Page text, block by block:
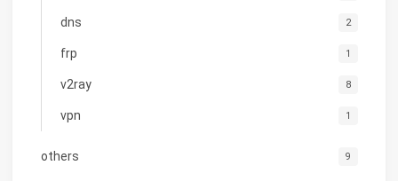
dns 2
frp 1
v2ray 8
vpn 1
others 9